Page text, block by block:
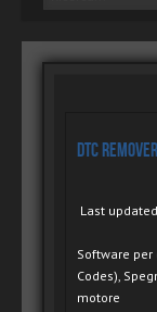
DTC Remover
Last
Software per
Codes),
motore